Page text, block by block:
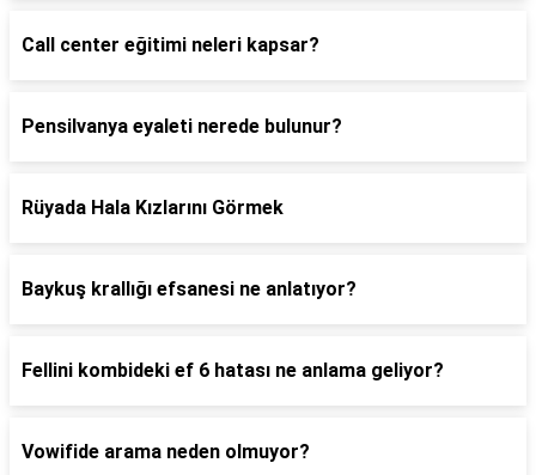
Call center eğitimi neleri kapsar?
Pensilvanya eyaleti nerede bulunur?
Rüyada Hala Kızlarını Görmek
Baykuş krallığı efsanesi ne anlatıyor?
Fellini kombideki ef 6 hatası ne anlama geliyor?
Vowifide arama neden olmuyor?